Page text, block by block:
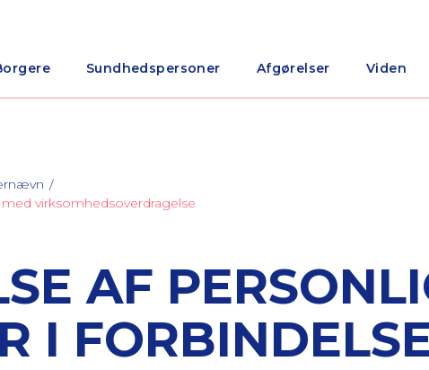
Sundhedspersoner Afgørelser Viden
virksomhedsoverdragelse
AF
I